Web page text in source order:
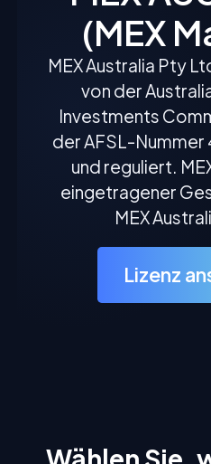
(MEX
MEX Australia Pty
von der
Investments
der AFSL-Nummer
und reguliert.
eingetragener
MEX
Lizenz
Wählen Sie,